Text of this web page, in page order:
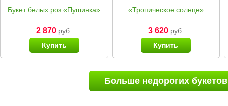
Букет белых роз «Пушинка»
2 870 руб.
Купить
«Тропическое солнце»
3 620руб.
Купить
Больше недорогих букетов